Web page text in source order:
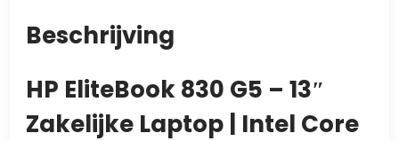
Beschrijving
HP EliteBook 830 G5 – 13″
Zakelijke Laptop | Intel Core